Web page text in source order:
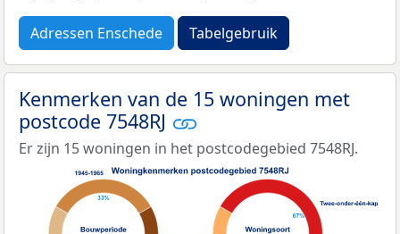
Adressen Enschede Tabelgebruik
Kenmerken van de 15 woningen met
postcode 7548RJ
Er zijn 15 woningen in het postcodegebied 7548RJ.